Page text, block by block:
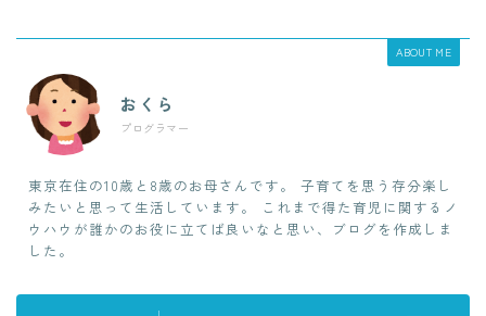
ABOUT ME
おくら
プログラマー
東京在住の10歳と8歳のお母さんです。 子育てを思う存分楽し
みたいと思って生活しています。 これまで得た育児に関するノ
ウハウが誰かのお役に立てば良いなと思い、ブログを作成しま
した。